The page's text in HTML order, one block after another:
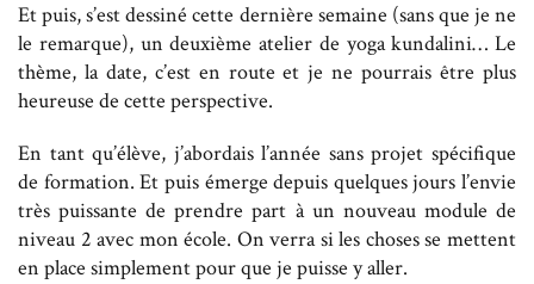
Et puis, s’est dessiné cette dernière semaine (sans que je ne
le remarque), un deuxième atelier de yoga kundalini… Le
thème, la date, c’est en route et je ne pourrais être plus
heureuse de cette perspective.
En tant qu’élève, j’abordais l’année sans projet spécifique
de formation. Et puis émerge depuis quelques jours l’envie
très puissante de prendre part à un nouveau module de
niveau 2 avec mon école. On verra si les choses se mettent
en place simplement pour que je puisse y aller.